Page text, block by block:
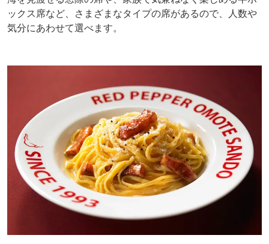
ックス席など、さまざまなタイプの席があるので、人数や
気分にあわせて選べます。